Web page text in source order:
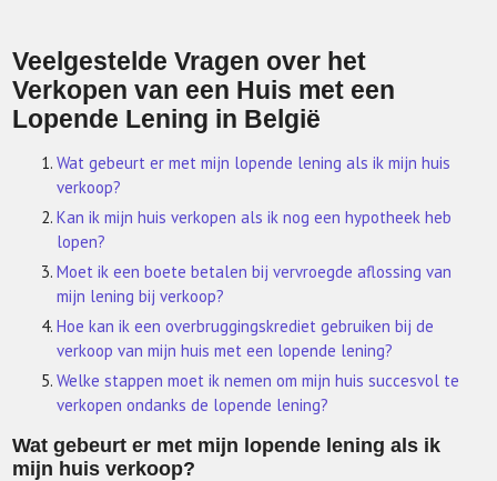
Veelgestelde Vragen over het
Verkopen van een Huis met een
Lopende Lening in België
Wat gebeurt er met mijn lopende lening als ik mijn huis
verkoop?
Kan ik mijn huis verkopen als ik nog een hypotheek heb
lopen?
Moet ik een boete betalen bij vervroegde aflossing van
mijn lening bij verkoop?
Hoe kan ik een overbruggingskrediet gebruiken bij de
verkoop van mijn huis met een lopende lening?
Welke stappen moet ik nemen om mijn huis succesvol te
verkopen ondanks de lopende lening?
Wat gebeurt er met mijn lopende lening als ik
mijn huis verkoop?